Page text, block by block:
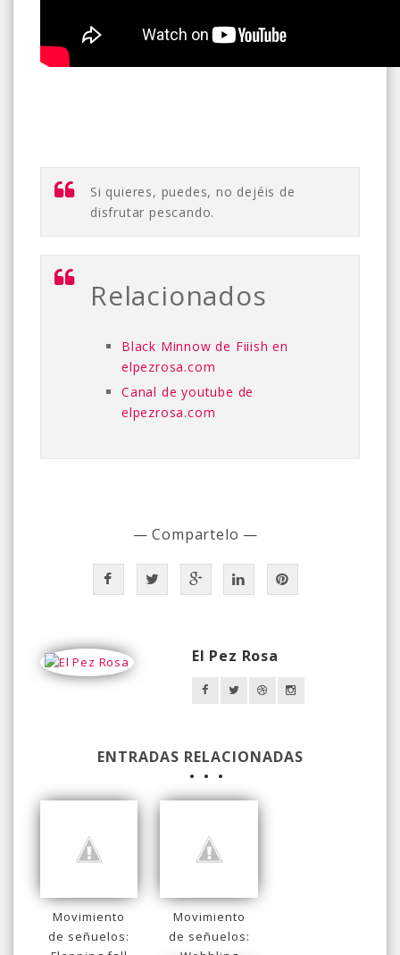
Si quieres, puedes, no dejéis de
disfrutar pescando.
Relacionados
Black Minnow de Fiiish en
elpezrosa.com
Canal de youtube de
elpezrosa.com
— Compartelo —
El Pez Rosa
ENTRADAS RELACIONADAS
Movimiento
de señuelos:
Movimiento
de señuelos: